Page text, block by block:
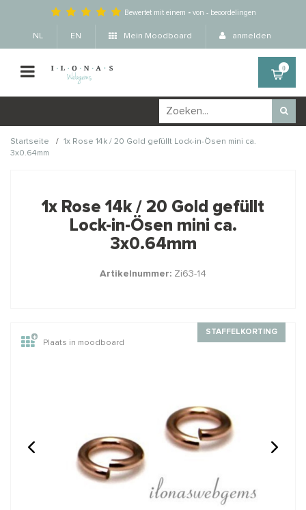
Bewertet mit einem - von - beoordelingen
NL EN Mein Moodboard anmelden
0
Startseite / 1x Rose 14k / 20 Gold gefüllt Lock-in-Ösen mini ca.
3x0.64mm
producten ook interessant
voor je?
STAFFELKORTING
Klik voor staffelkorting
Incl. btw
draad
2 meter met naald
Incl. btw
€2,02 Excl. btw
1x Rose 14k / 20 Gold gefüllt
Lock-in-Ösen mini ca.
3x0.64mm
Artikelnummer: Zi63-14
STAFFELKORTING
Plaats in moodboard